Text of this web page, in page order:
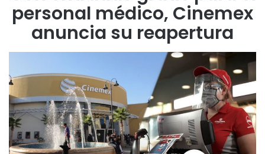
personal médico, Cinemex
anuncia su reapertura